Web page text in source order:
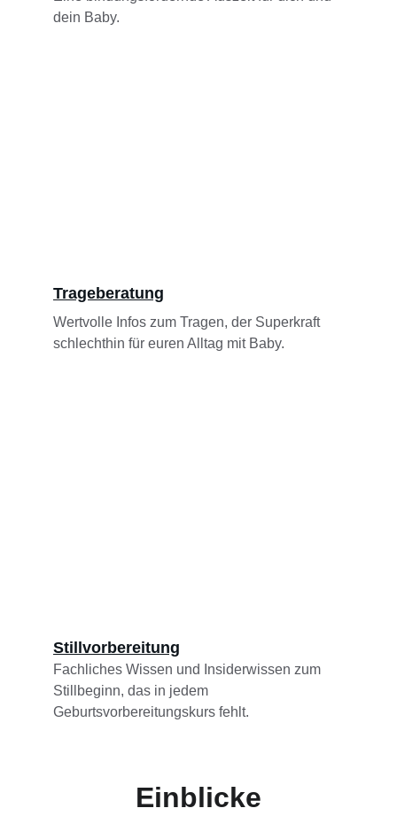
dein Baby.
Trageberatung
Wertvolle Infos zum Tragen, der Superkraft
schlechthin für euren Alltag mit Baby.
Fachliches Wissen und Insiderwissen zum
Stillbeginn, das in jedem
Geburtsvorbereitungskurs fehlt.
Stillvorbereitung
Einblicke